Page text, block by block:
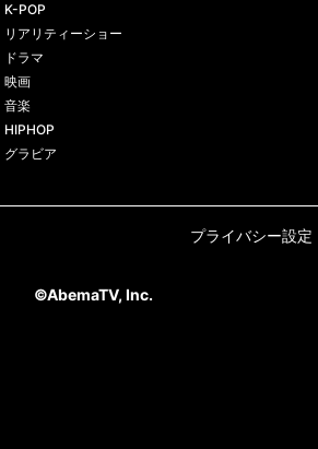
K-POP
リアリティーショー
ドラマ
映画
音楽
HIPHOP
グラビア
プライバシー設定
©AbemaTV, Inc.